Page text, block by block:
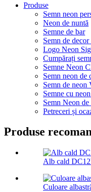
Produse
Semn neon
Neon de nuntă
Semne de bar
Semn de
Logo Neon
Cumpărați
Semne Neon
Semn neon de
Semn de neon
Semne cu
Semn Neon
Petreceri și
Produse
Alb cald
Culoare